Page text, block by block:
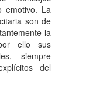
emotivo. La
son de
la
ello sus
siempre
del